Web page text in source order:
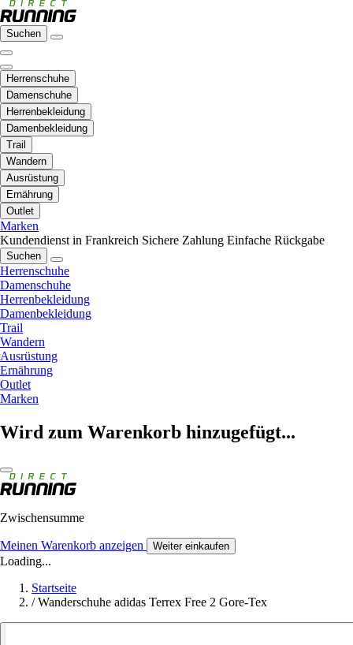
Suchen
Herrenschuhe
Damenschuhe
Herrenbekleidung
Damenbekleidung
Trail
Wandern
Ausrüstung
Ernährung
Outlet
Marken
Kundendienst in Frankreich Sichere Zahlung Einfache Rückgabe
Suchen
Herrenschuhe
Damenschuhe
Herrenbekleidung
Damenbekleidung
Trail
Wandern
Ausrüstung
Ernährung
Outlet
Marken
Wird zum Warenkorb hinzugefügt...
Zwischensumme
Meinen Warenkorb anzeigen Weiter einkaufen
Loading...
Startseite
/ Wanderschuhe adidas Terrex Free 2 Gore-Tex